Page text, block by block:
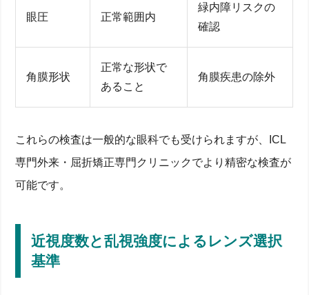
眼圧 正常範囲内
緑内障リスクの
確認
角膜形状
正常な形状で
あること
角膜疾患の除外
これらの検査は一般的な眼科でも受けられますが、ICL
専門外来・屈折矯正専門クリニックでより精密な検査が
可能です。
近視度数と乱視強度によるレンズ選択
基準